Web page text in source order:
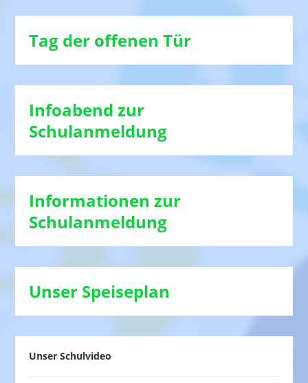
Tag der offenen Tür
Infoabend zur
Schulanmeldung
Informationen zur
Schulanmeldung
Unser Speiseplan
Unser Schulvideo